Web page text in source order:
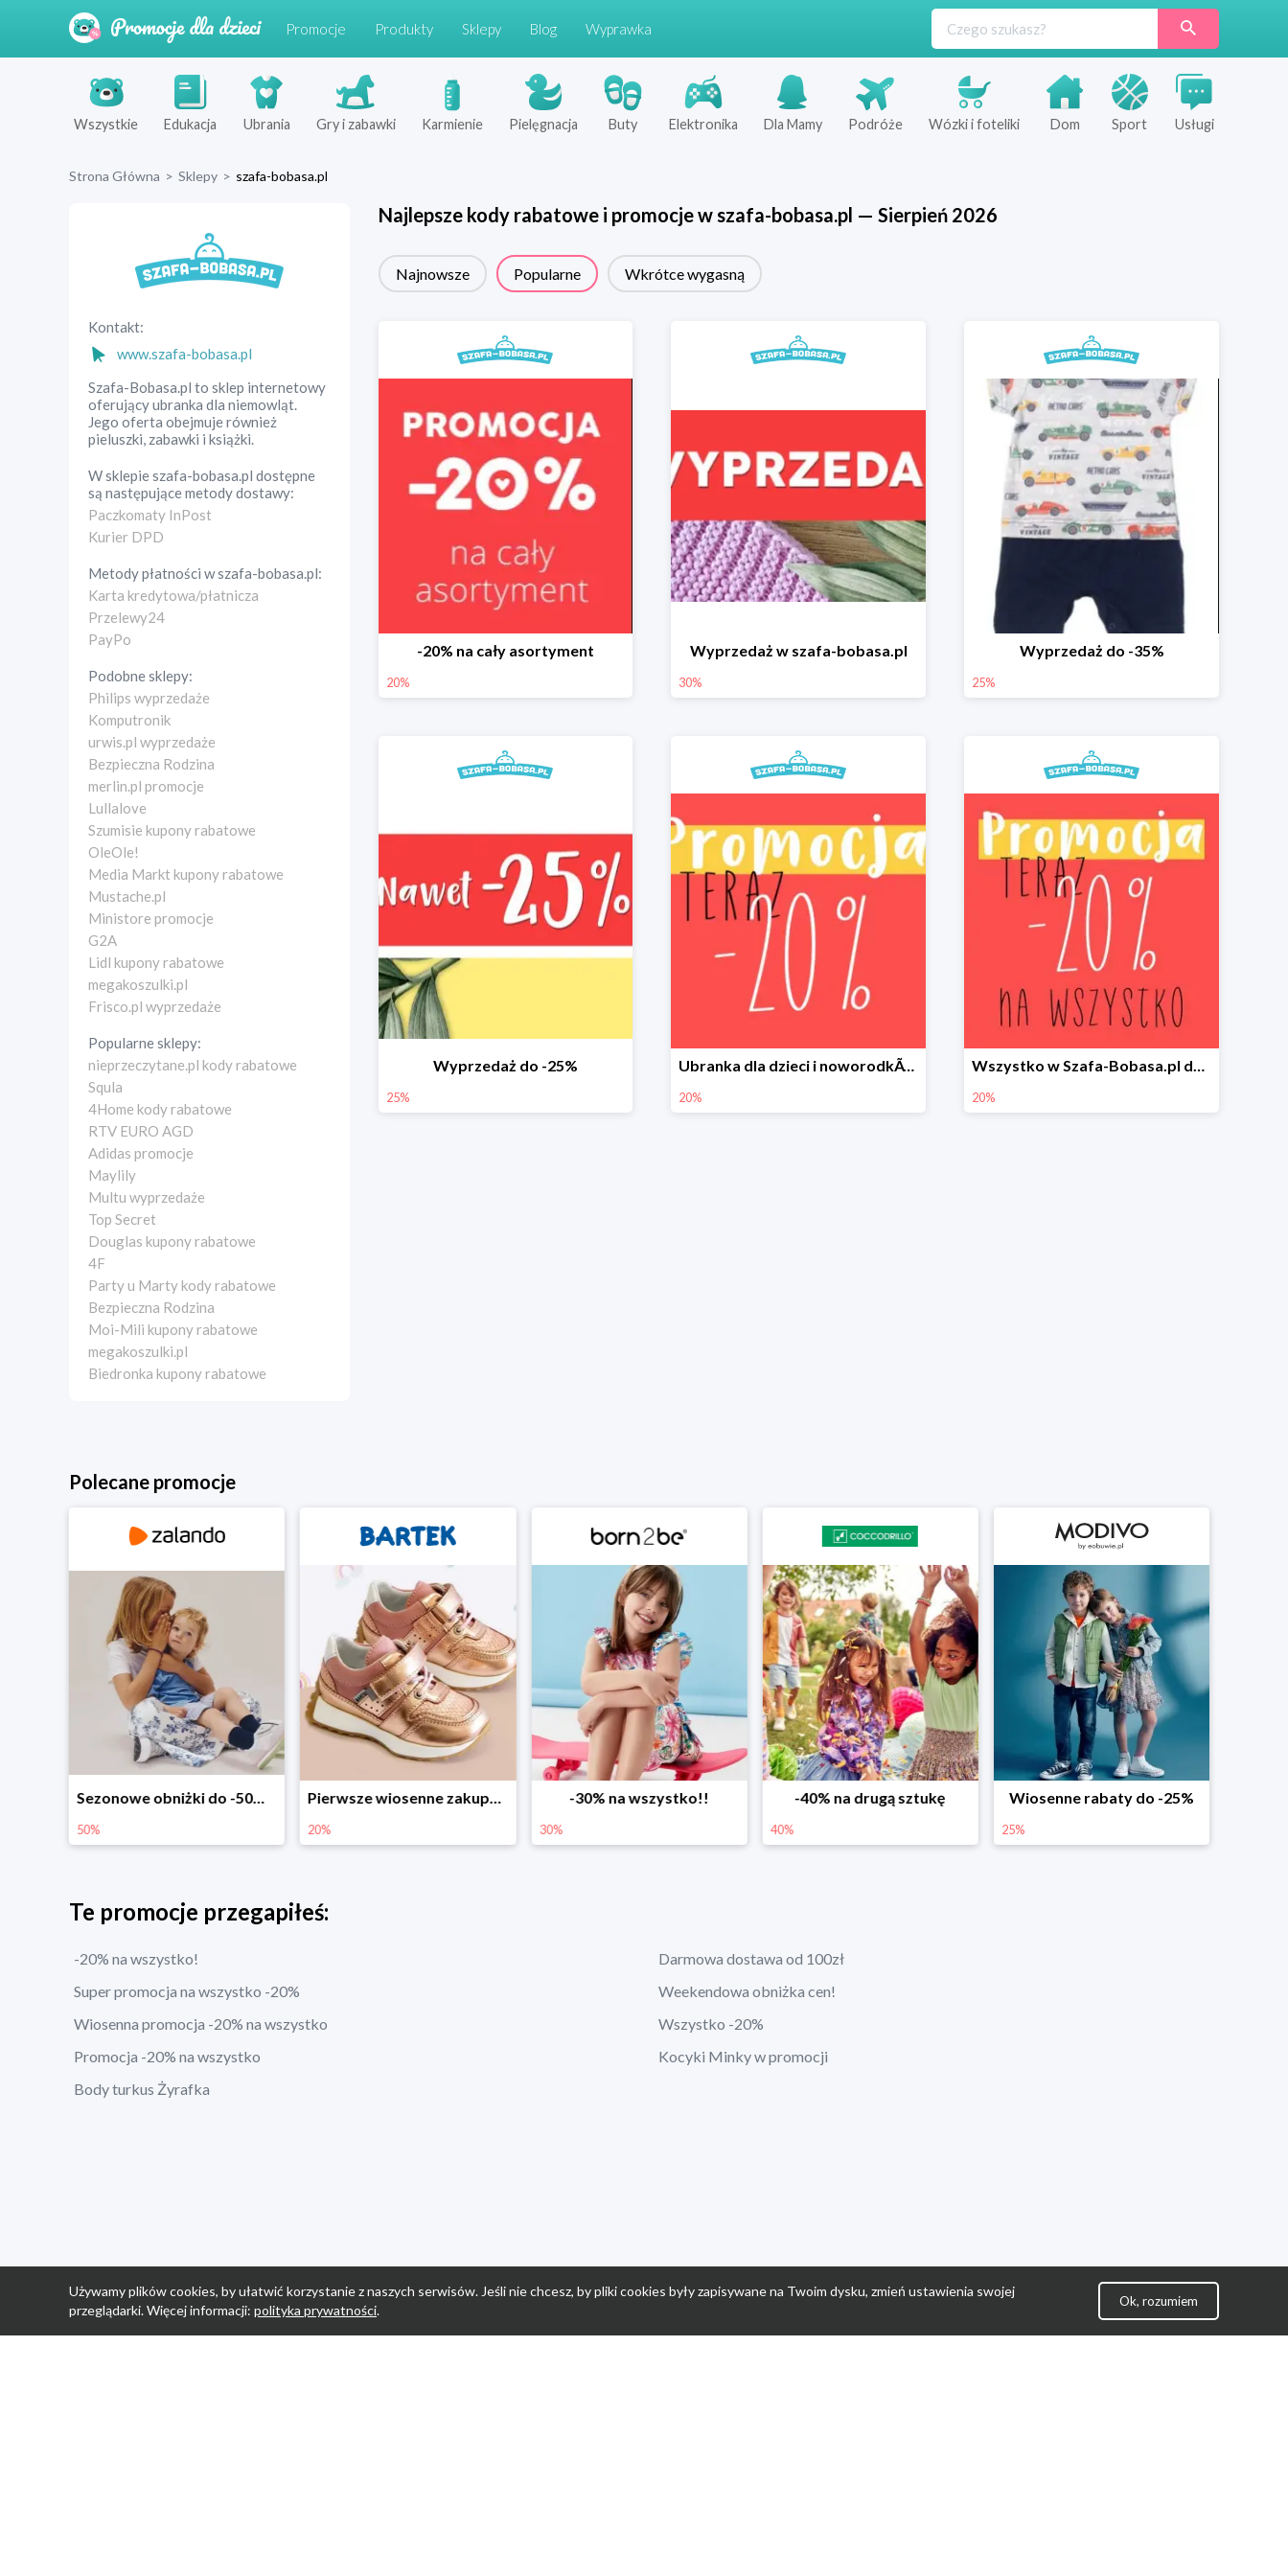
Promocje Produkty Sklepy Blog Wyprawka
Wszystkie Edukacja Ubrania Gry i zabawki Karmienie Pielęgnacja Buty Elektronika Dla Mamy Podróże Wózki i foteliki Dom Sport Usługi
Strona Główna > Sklepy > szafa-bobasa.pl
Kontakt:
www.szafa-bobasa.pl
Szafa-Bobasa.pl to sklep internetowy
oferujący ubranka dla niemowląt.
Jego oferta obejmuje również
pieluszki, zabawki i książki.
W sklepieszafa-bobasa.pl dostępne
są następujące metody dostawy:
Paczkomaty InPost
Kurier DPD
Metody płatności wszafa-bobasa.pl:
Karta kredytowa/płatnicza
Przelewy24
PayPo
Podobne sklepy:
Philips wyprzedaże
Komputronik
urwis.pl wyprzedaże
Bezpieczna Rodzina
merlin.pl promocje
Lullalove
Szumisie kupony rabatowe
OleOle!
Media Markt kupony rabatowe
Mustache.pl
Ministore promocje
G2A
Lidl kupony rabatowe
megakoszulki.pl
Frisco.pl wyprzedaże
Popularne sklepy:
nieprzeczytane.pl kody rabatowe
Squla
4Home kody rabatowe
RTV EURO AGD
Adidas promocje
Maylily
Multu wyprzedaże
Top Secret
Douglas kupony rabatowe
4F
Party u Marty kody rabatowe
Bezpieczna Rodzina
Moi-Mili kupony rabatowe
megakoszulki.pl
Biedronka kupony rabatowe
Najlepsze kody rabatowe i promocje wszafa-bobasa.pl — Sierpień 2026
Najnowsze Popularne Wkrótce wygasną
-20% na cały asortyment
20%
Wyprzedaż w szafa-bobasa.pl
30%
Wyprzedaż do -35%
25%
Wyprzedaż do -25%
25%
Ubranka dla dzieci i noworodkÃ³w | Szafa Bobasa
20%
Wszystko w Szafa-Bobasa.pl do -20%
20%
Polecane promocje
Pierwsze wiosenne zakupy -20%
20%
-30% na wszystko!!
30%
-40% na drugą sztukę
40%
Wiosenne rabaty do -25%
25%
Dodatkowe -25% na wiosenne nowości
25%
Te promocje przegapiłeś:
-20% na wszystko!
Darmowa dostawa od 100zł
Super promocja na wszystko -20%
Weekendowa obniżka cen!
Wiosenna promocja -20% na wszystko
Wszystko -20%
Promocja -20% na wszystko
Kocyki Minky w promocji
Body turkus Żyrafka
Używamy plików cookies, by ułatwić korzystanie z naszych serwisów. Jeśli nie chcesz, by pliki cookies były zapisywane na Twoim dysku, zmień ustawienia swojej
przeglądarki. Więcej informacji: polityka prywatności.
Ok, rozumiem